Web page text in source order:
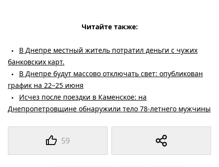
59
Читайте также:
В Днепре местный житель потратил деньги с чужих
банковских карт.
В Днепре будут массово отключать свет: опубликован
график на 22–25 июня
Исчез после поездки в Каменское: на
Днепропетровщине обнаружили тело 78-летнего мужчины